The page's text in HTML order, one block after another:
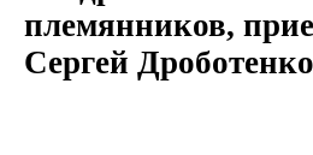
племянников,
Сергей